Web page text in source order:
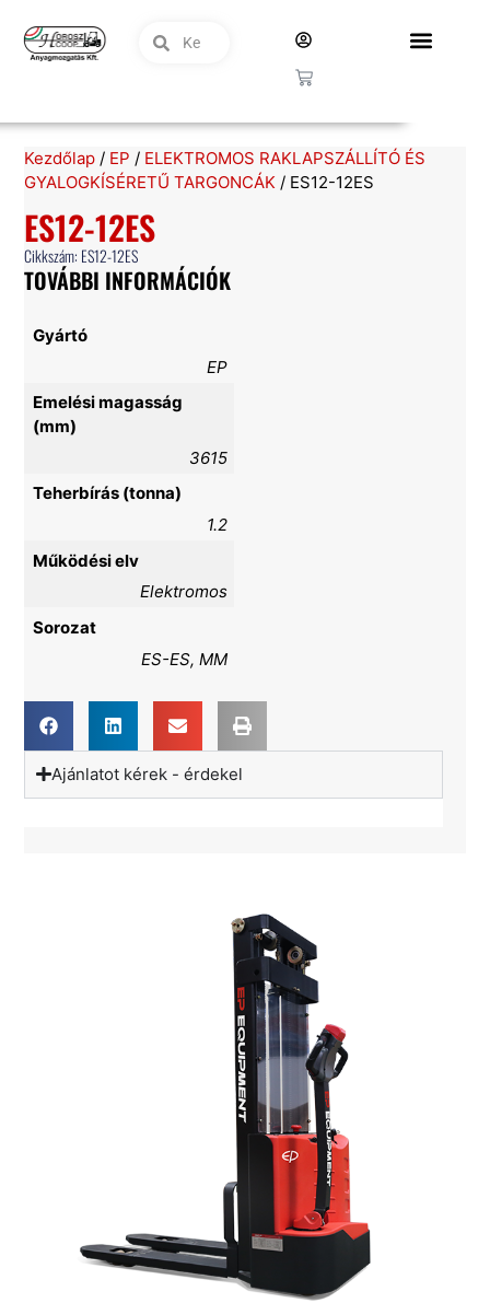
Kezdőlap / EP / ELEKTROMOS RAKLAPSZÁLLÍTÓ ÉS
GYALOGKÍSÉRETŰ TARGONCÁK / ES12-12ES
ES12-12ES
Cikkszám: ES12-12ES
TOVÁBBI INFORMÁCIÓK
Gyártó
EP
Emelési magasság
(mm)
3615
Teherbírás (tonna)
1.2
Működési elv
Elektromos
Sorozat
ES-ES, MM
Ajánlatot kérek - érdekel